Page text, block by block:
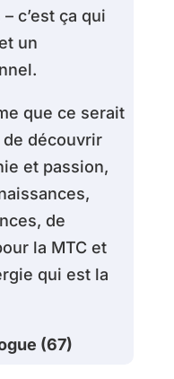
c’est ça qui
un
que ce serait
découvrir
et passion,
de
la MTC et
qui est la
(67)